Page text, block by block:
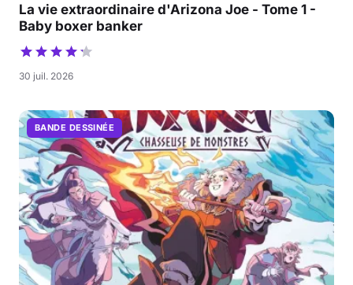
La vie extraordinaire d'Arizona Joe - Tome 1 -
Baby boxer banker
30 juil. 2026
BANDE DESSINÉE